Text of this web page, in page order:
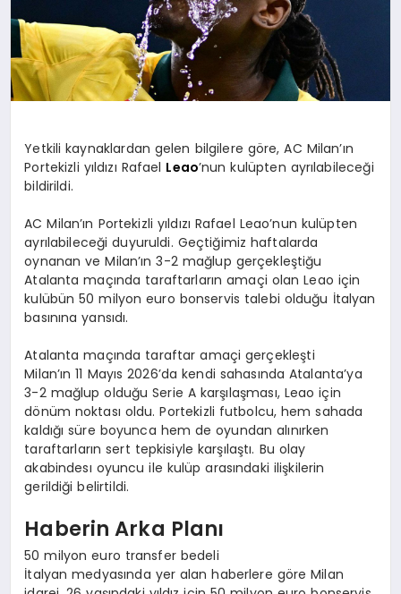
SAĞLIK
Yetkili kaynaklardan gelen bilgilere göre, AC Milan’ın
Portekizli yıldızı Rafael Leao’nun kulüpten ayrılabileceği
bildirildi.
AC Milan’ın Portekizli yıldızı Rafael Leao’nun kulüpten
ayrılabileceği duyuruldi. Geçtiğimiz haftalarda
oynanan ve Milan’ın 3-2 mağlup gerçekleştiğu
Atalanta maçında taraftarların amaçi olan Leao için
kulübün 50 milyon euro bonservis talebi olduğu İtalyan
basınına yansıdı.
Atalanta maçında taraftar amaçi gerçekleşti
Milan’ın 11 Mayıs 2026’da kendi sahasında Atalanta’ya
3-2 mağlup olduğu Serie A karşılaşması, Leao için
dönüm noktası oldu. Portekizli futbolcu, hem sahada
kaldığı süre boyunca hem de oyundan alınırken
taraftarların sert tepkisiyle karşılaştı. Bu olay
akabindesı oyuncu ile kulüp arasındaki ilişkilerin
gerildiği belirtildi.
Haberin Arka Planı
50 milyon euro transfer bedeli
İtalyan medyasında yer alan haberlere göre Milan